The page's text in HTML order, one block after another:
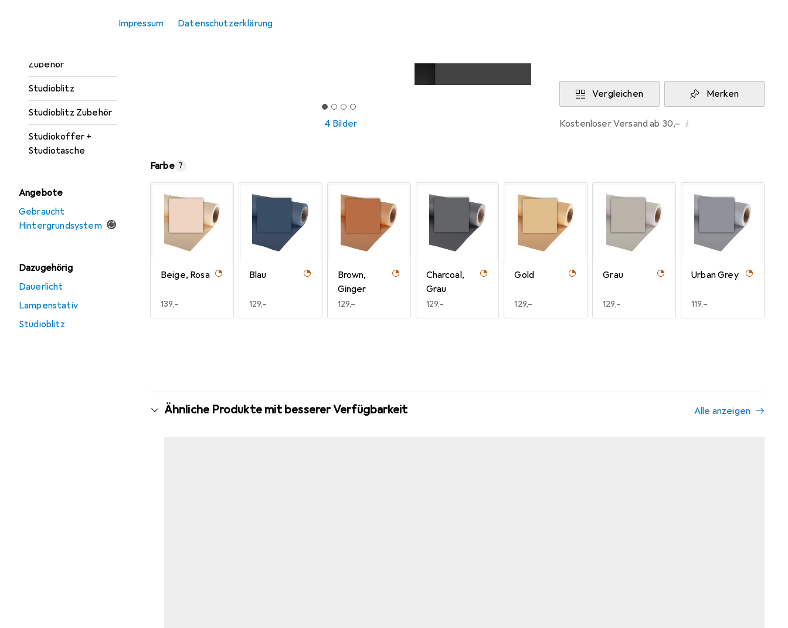
Impressum Datenschutzerklärung
Zubehör
Studioblitz
Studioblitz Zubehör
Studiokoffer +
Studiotasche
Angebote
Gebraucht
Hintergrundsystem
Dazugehörig
Dauerlicht
Lampenstativ
Studioblitz
4 Bilder
Vergleichen Merken
Kostenloser Versand ab 30,– i
Farbe 7
Beige, Rosa
EUR
139,–
Blau
EUR
129,–
Brown,
Ginger
EUR
129,–
Charcoal,
Grau
EUR
129,–
Gold
EUR
129,–
Grau
EUR
129,–
Urban Grey
EUR
119,–
Ähnliche Produkte mit besserer Verfügbarkeit Alle anzeigen